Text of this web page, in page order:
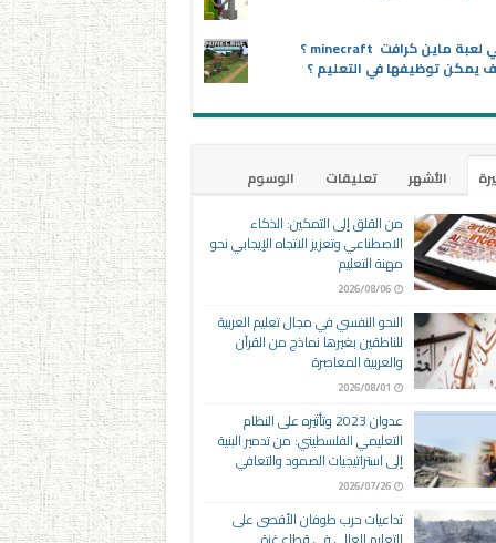
ماهي لعبة ماين كرافت minecraft ؟
يمكن توظيفها في التعليم ؟
الأشهر تعليقات
الوسوم
من القلق إلى التمكين: الذكاء
الاصطناعي وتعزيز الاتجاه الإيجابي نحو
مهنة التعليم
2026/08/06
النحو النفسي في مجال تعليم العربية
للناطقين بغيرها نماذج من القرآن
والعربية المعاصرة
2026/08/01
عدوان 2023 وتأثيره على النظام
التعليمي الفلسطيني: من تدمير البنية
إلى استراتيجيات الصمود والتعافي
2026/07/26
تداعيات حرب طوفان الأقصى على